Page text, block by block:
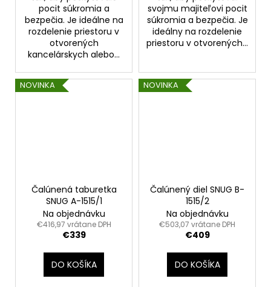
pocit súkromia a
bezpečia. Je ideálne na
rozdelenie priestoru v
otvorených
kancelárskych alebo...
svojmu majiteľovi pocit
súkromia a bezpečia. Je
ideálny na rozdelenie
priestoru v otvorených...
NOVINKA
Čalúnená taburetka
SNUG A-1515/1
Na objednávku
€416,97 vrátane DPH
€339
DO KOŠÍKA
NOVINKA
Čalúnený diel SNUG B-
1515/2
Na objednávku
€503,07 vrátane DPH
€409
DO KOŠÍKA